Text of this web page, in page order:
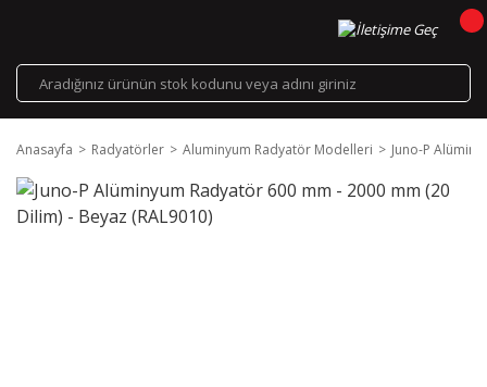
Anasayfa Radyatörler Aluminyum Radyatör Modelleri Juno-P